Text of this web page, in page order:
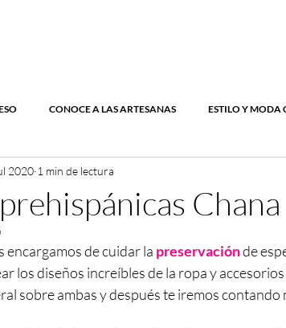
CONOCE A LAS ARTESANAS ESTILO Y MODA
Chana
2020 1 min de lectura
encargamos de cuidar la preservación de
los diseños increíbles de la ropa y
sobre ambas y después te iremos contando